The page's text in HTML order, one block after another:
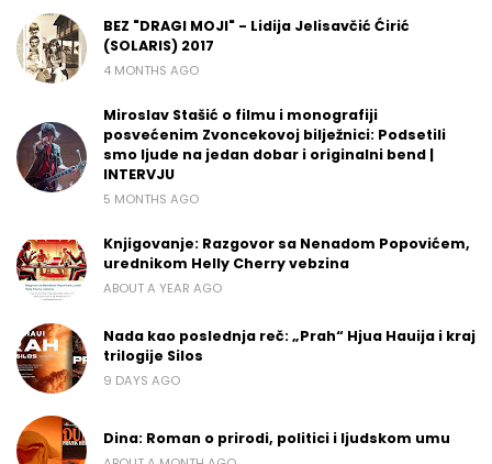
BEZ "DRAGI MOJI" - Lidija Jelisavčić Ćirić
(SOLARIS) 2017
4 MONTHS AGO
Miroslav Stašić o filmu i monografiji
posvećenim Zvoncekovoj bilježnici: Podsetili
smo ljude na jedan dobar i originalni bend |
INTERVJU
5 MONTHS AGO
Knjigovanje: Razgovor sa Nenadom Popovićem,
urednikom Helly Cherry vebzina
ABOUT A YEAR AGO
Nada kao poslednja reč: „Prah“ Hjua Hauija i kraj
trilogije Silos
9 DAYS AGO
Dina: Roman o prirodi, politici i ljudskom umu